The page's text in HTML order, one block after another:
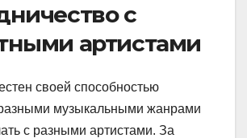
с
артистами
своей способностью
музыкальными жанрами
с разными артистами. За